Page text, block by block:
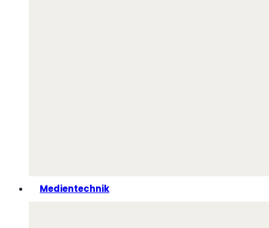
Medientechnik